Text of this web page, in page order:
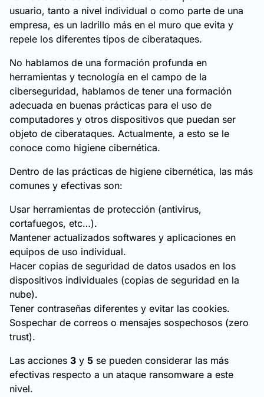
usuario, tanto a nivel individual o como parte de una
empresa, es un ladrillo más en el muro que evita y
repele los diferentes tipos de ciberataques.
No hablamos de una formación profunda en
herramientas y tecnología en el campo de la
ciberseguridad, hablamos de tener una formación
adecuada en buenas prácticas para el uso de
computadores y otros dispositivos que puedan ser
objeto de ciberataques. Actualmente, a esto se le
conoce como higiene cibernética.
Dentro de las prácticas de higiene cibernética, las más
comunes y efectivas son:
Usar herramientas de protección (antivirus,
cortafuegos, etc…).
Mantener actualizados softwares y aplicaciones en
equipos de uso individual.
Hacer copias de seguridad de datos usados en los
dispositivos individuales (copias de seguridad en la
nube).
Tener contraseñas diferentes y evitar las cookies.
Sospechar de correos o mensajes sospechosos (zero
trust).
Las acciones 3 y 5 se pueden considerar las más
efectivas respecto a un ataque ransomware a este
nivel.